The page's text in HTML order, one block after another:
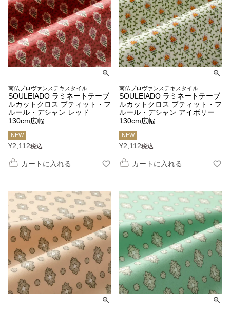
南仏プロヴァンステキスタイル
SOULEIADO ラミネートテーブ
ルカットクロス プティット・フ
ルール・デシャン レッド
130cm広幅
NEW
¥2,112税込
カートに入れる
南仏プロヴァンステキスタイル
SOULEIADO ラミネートテーブ
ルカットクロス プティット・フ
ルール・デシャン アイボリー
130cm広幅
NEW
¥2,112税込
カートに入れる